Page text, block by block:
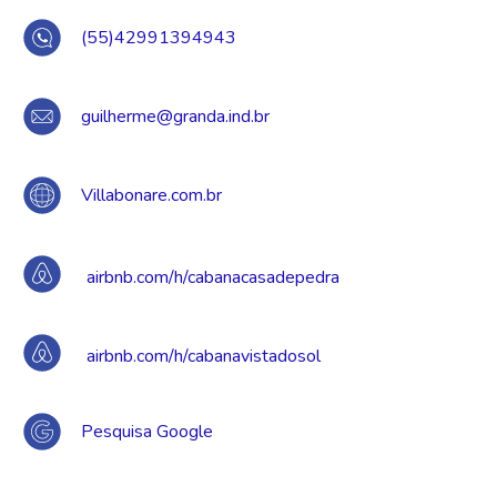
(55)42991394943
guilherme@granda.ind.br
Villabonare.com.br
airbnb.com/h/cabanacasadepedra
airbnb.com/h/cabanavistadosol
Pesquisa Google